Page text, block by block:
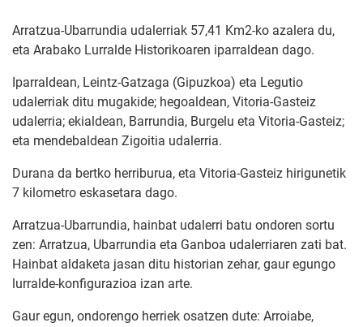
Arratzua-Ubarrundia udalerriak 57,41 Km2-ko azalera du,
eta Arabako Lurralde Historikoaren iparraldean dago.
Iparraldean, Leintz-Gatzaga (Gipuzkoa) eta Legutio
udalerriak ditu mugakide; hegoaldean, Vitoria-Gasteiz
udalerria; ekialdean, Barrundia, Burgelu eta Vitoria-Gasteiz;
eta mendebaldean Zigoitia udalerria.
Durana da bertko herriburua, eta Vitoria-Gasteiz hirigunetik
7 kilometro eskasetara dago.
Arratzua-Ubarrundia, hainbat udalerri batu ondoren sortu
zen: Arratzua, Ubarrundia eta Ganboa udalerriaren zati bat.
Hainbat aldaketa jasan ditu historian zehar, gaur egungo
lurralde-konfigurazioa izan arte.
Gaur egun, ondorengo herriek osatzen dute: Arroiabe,